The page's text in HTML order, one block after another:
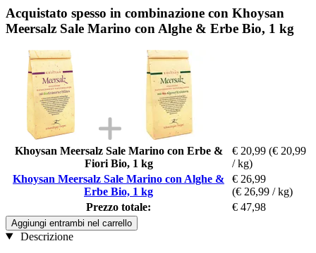
Acquistato spesso in combinazione con Khoysan
Meersalz Sale Marino con Alghe & Erbe Bio, 1 kg
Khoysan Meersalz Sale Marino con Erbe &
Fiori Bio, 1 kg
€ 20,99 (€ 20,99
/ kg)
Khoysan Meersalz Sale Marino con Alghe &
Erbe Bio, 1 kg
€ 26,99
(€ 26,99 / kg)
Prezzo totale:
€ 47,98
Aggiungi entrambi nel carrello
Descrizione